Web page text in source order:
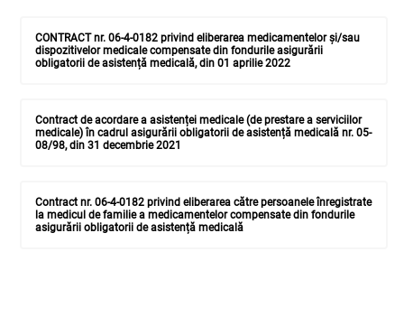
CONTRACT nr. 06-4-0182 privind eliberarea medicamentelor și/sau
dispozitivelor medicale compensate din fondurile asigurării
obligatorii de asistență medicală, din 01 aprilie 2022
Contract de acordare a asistenței medicale (de prestare a serviciilor
medicale) în cadrul asigurării obligatorii de asistență medicală nr. 05-
08/98, din 31 decembrie 2021
Contract nr. 06-4-0182 privind eliberarea către persoanele înregistrate
la medicul de familie a medicamentelor compensate din fondurile
asigurării obligatorii de asistență medicală